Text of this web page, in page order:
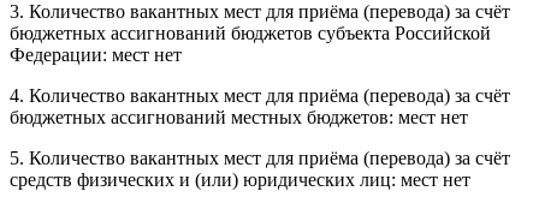
3. Количество вакантных мест для приёма (перевода) за счёт
бюджетных ассигнований бюджетов субъекта Российской
Федерации: мест нет
4. Количество вакантных мест для приёма (перевода) за счёт
бюджетных ассигнований местных бюджетов: мест нет
5. Количество вакантных мест для приёма (перевода) за счёт
средств физических и (или) юридических лиц: мест нет